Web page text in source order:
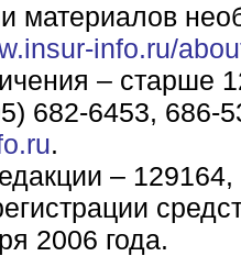
материалов
info.ru/
– старше
682-6453, 686-
.
–
2006 года.